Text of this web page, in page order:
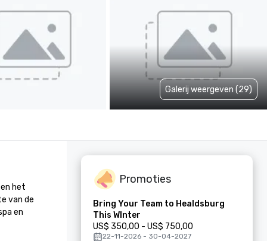
Galerij weergeven (29)
het
van de
en
Promoties
Bring Your Team to Healdsburg
This WInter
US$ 350,00 - US$ 750,00
22-11-2026 - 30-04-2027